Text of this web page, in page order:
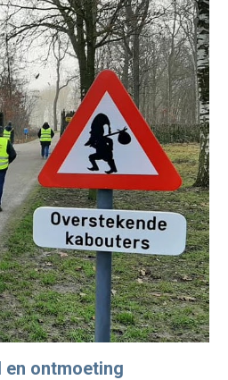
en ontmoeting